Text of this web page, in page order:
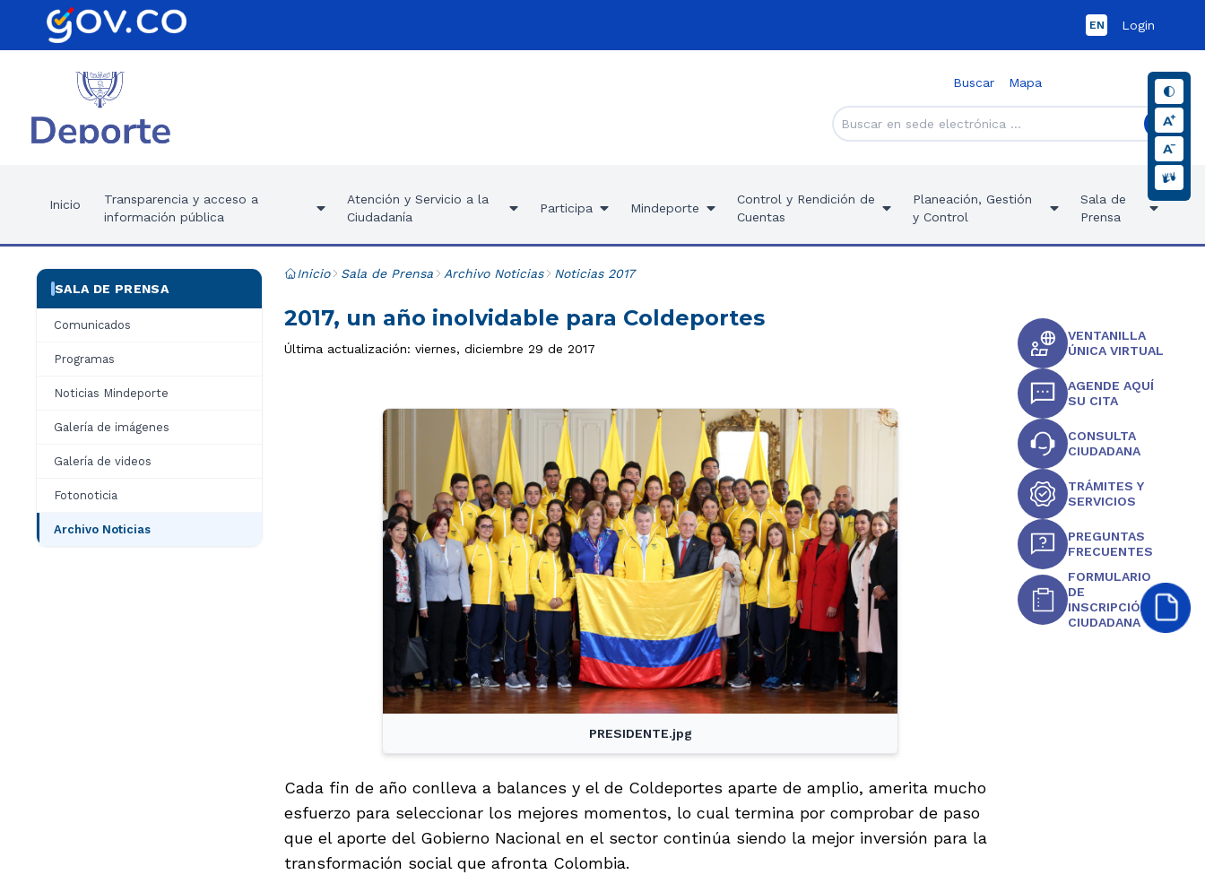
EN Login
Buscar Mapa
Inicio
Transparencia y acceso a
información pública
Atención y Servicio a la
Ciudadanía
Participa Mindeporte
Control y Rendición de
Cuentas
Planeación, Gestión
y Control
Sala de
Prensa
SALA DE PRENSA
Comunicados
Programas
Noticias Mindeporte
Galería de imágenes
Galería de videos
Fotonoticia
Archivo Noticias
Inicio Sala de Prensa Archivo Noticias Noticias 2017
2017, un año inolvidable para Coldeportes
Última actualización: viernes, diciembre 29 de 2017
PRESIDENTE.jpg
Cada fin de año conlleva a balances y el de Coldeportes aparte de amplio, amerita mucho
esfuerzo para seleccionar los mejores momentos, lo cual termina por comprobar de paso
que el aporte del Gobierno Nacional en el sector continúa siendo la mejor inversión para la
transformación social que afronta Colombia.
VENTANILLA
ÚNICA VIRTUAL
AGENDE AQUÍ
SU CITA
CONSULTA
CIUDADANA
TRÁMITES Y
SERVICIOS
PREGUNTAS
FRECUENTES
FORMULARIO
DE
INSCRIPCIÓN
CIUDADANA